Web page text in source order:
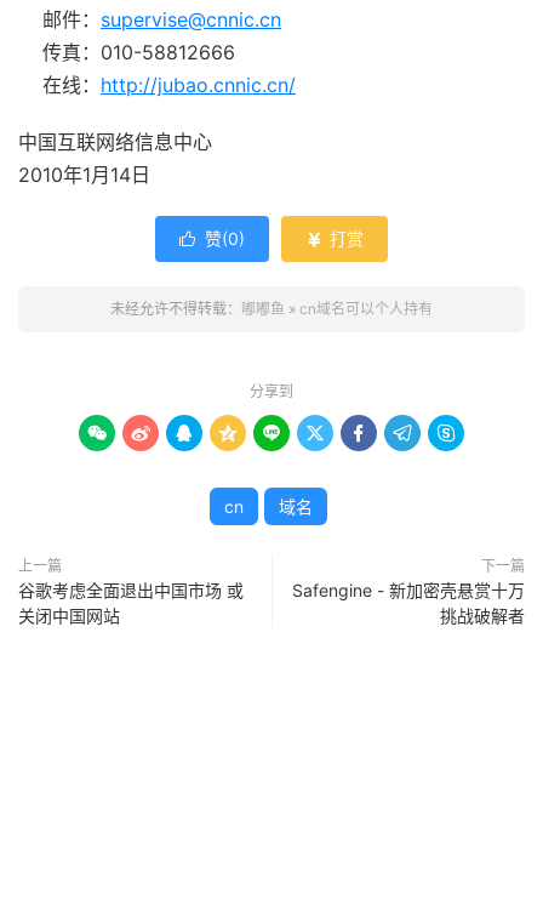
邮件： supervise@cnnic.cn
传真：010-58812666
在线： http://jubao.cnnic.cn/
中国互联网络信息中心
2010年1月14日
 赞(0)  打赏
未经允许不得转载： 嘟嘟鱼 » cn域名可以个人持有
分享到
        
cn 域名
上一篇
谷歌考虑全面退出中国市场 或
关闭中国网站
下一篇
Safengine - 新加密壳悬赏十万
挑战破解者